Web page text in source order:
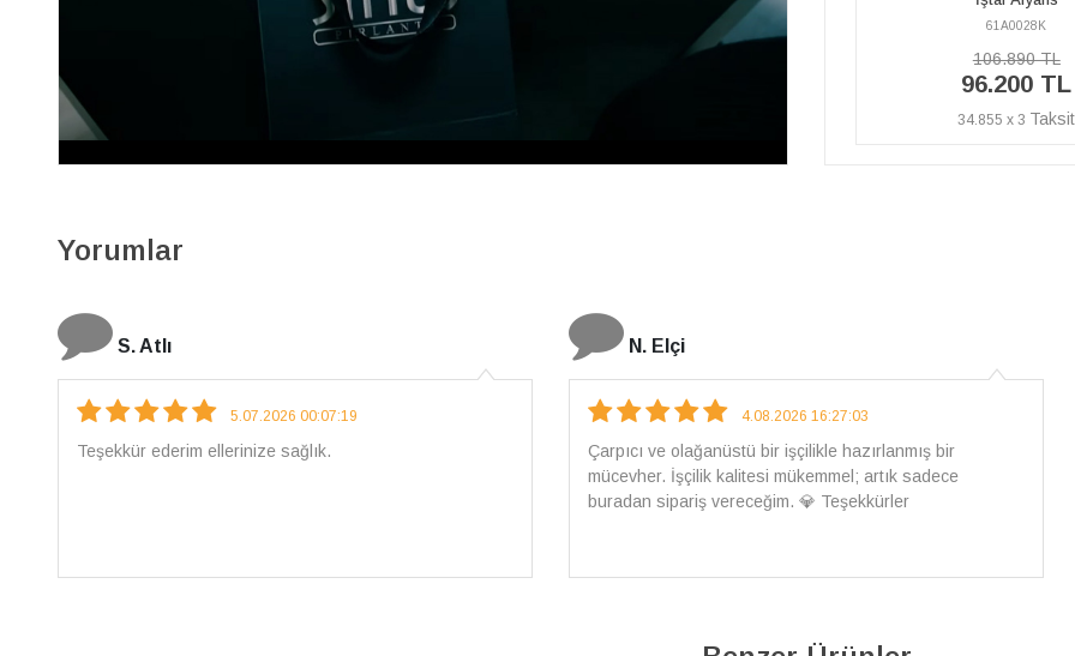
61A0028E
106.890 TL
61A0028E
37.970 TL
34.170 TL
12.381 x 3
Yorumlar
N. Elçi
4.08.2026 16:27:03
Çarpıcı ve olağanüstü bir işçilikle hazırlanmış bir
İ. Bozkurt
31.07.2026 12:46:04
Harika tam istediğim gibi geldi kargom ayrıca ilgili
arkadaşlara da teşekkür ederim çok ilgilendiler güvenle
alışveriş yapabilirsiniz ben artık tek Sirius tan ne lazımsa